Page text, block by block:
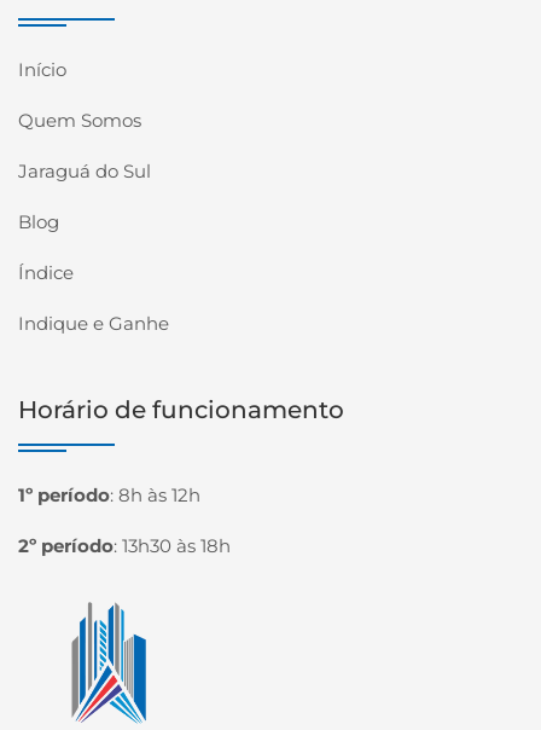
Início
Quem Somos
Jaraguá do Sul
Blog
Índice
Indique e Ganhe
Horário de funcionamento
1º período: 8h às 12h
2º período: 13h30 às 18h
Página inicial